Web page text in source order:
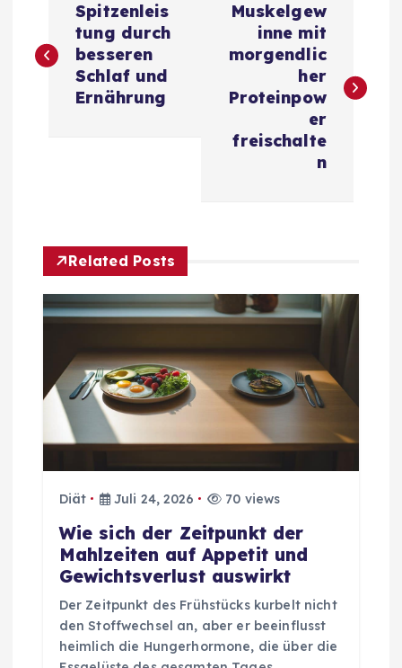
e
g
s
a
v
Spitzenleis
tung durch
besseren
Schlaf und
Ernährung
Muskelgew
inne mit
morgendlic
her
Proteinpow
er
freischalte
n
Related Posts
Diät Juli 24, 2026 70 views
Wie sich der Zeitpunkt der
Mahlzeiten auf Appetit und
Gewichtsverlust auswirkt
Der Zeitpunkt des Frühstücks kurbelt nicht
den Stoffwechsel an, aber er beeinflusst
heimlich die Hungerhormone, die über die